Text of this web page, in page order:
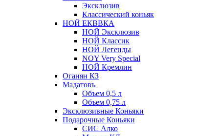
Эксклюзив
Классический коньяк
НОЙ ЕКВВКА
НОЙ Эксклюзив
НОЙ Классик
НОЙ Легенды
NOY Very Speсial
НОЙ Кремлин
Оганян КЗ
Мадатовъ
Объем 0,5 л
Объем 0,75 л
Эксклюзивные Коньяки
Подарочные Коньяки
СИС Алко